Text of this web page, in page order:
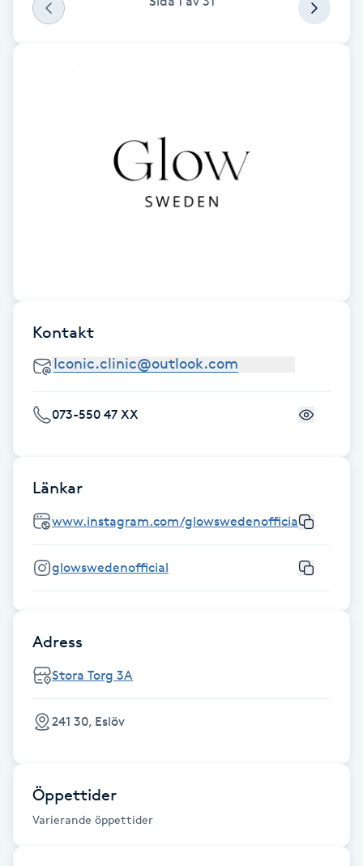
Fotsvamp
Fransborttagning
Fransförlängning Volym
Fransk manikyr
Fransrengöring
Friskvård
Friskvårdsmassage
Frisör
Funktionsanalys
Färgning
G
Gel naglar
Gelenaglar
1,5 timme och det är sååå värt det❤️❤️
Kontakt
073-550 47 XX
Länkar
www.instagram.com/glowswedenofficial/
glowswedenofficial
Adress
Stora Torg 3A
241 30, Eslöv
Öppettider
Varierande öppettider